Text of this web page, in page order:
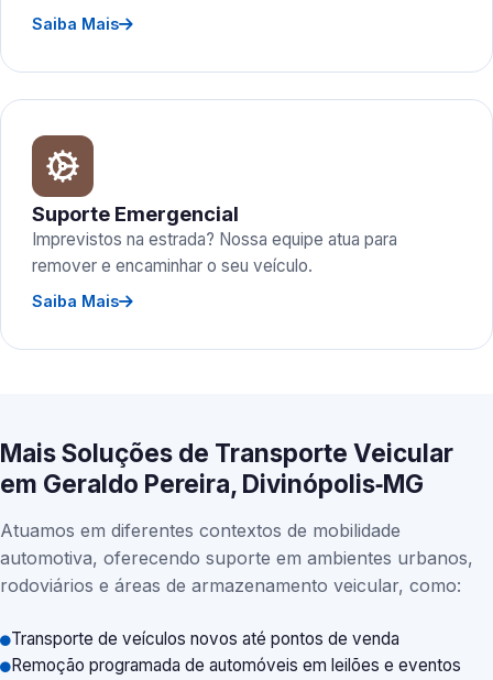
Saiba Mais
Suporte Emergencial
Imprevistos na estrada? Nossa equipe atua para
remover e encaminhar o seu veículo.
Saiba Mais
Mais Soluções de Transporte Veicular
em Geraldo Pereira, Divinópolis‑MG
Atuamos em diferentes contextos de mobilidade
automotiva, oferecendo suporte em ambientes urbanos,
rodoviários e áreas de armazenamento veicular, como:
Transporte de veículos novos até pontos de venda
Remoção programada de automóveis em leilões e eventos